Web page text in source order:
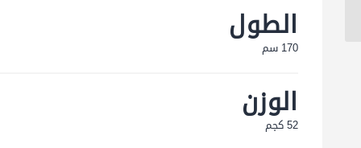
الطول
170 سم
الوزن
52 كجم